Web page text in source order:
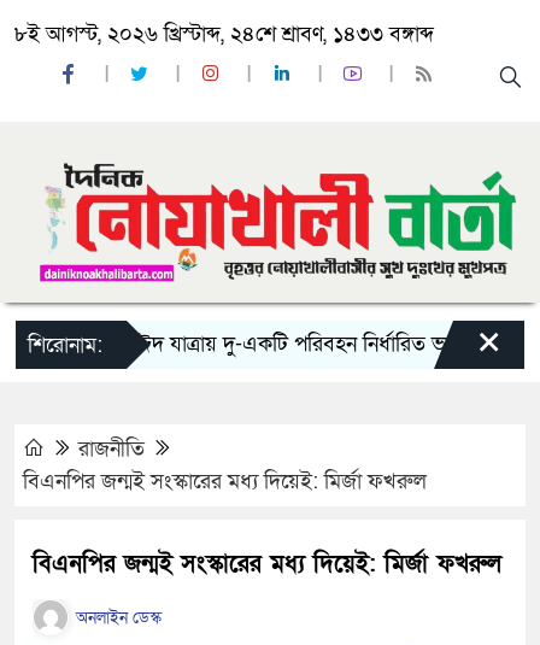
৮ই আগস্ট, ২০২৬ খ্রিস্টাব্দ, ২৪শে শ্রাবণ, ১৪৩৩ বঙ্গাব্দ
শিরোনাম:‘ঈদ যাত্রায় দু-একটি পরিবহন নির্ধারিত ভাড়ার চেয়েও কম
×
রাজনীতি
বিএনপির জন্মই সংস্কারের মধ্য দিয়েই: মির্জা ফখরুল
বিএনপির জন্মই সংস্কারের মধ্য দিয়েই: মির্জা ফখরুল
অনলাইন ডেস্ক